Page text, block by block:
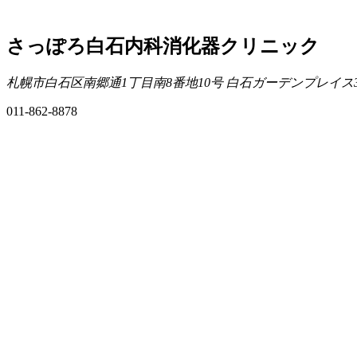
さっぽろ白石内科消化器クリニック
札幌市白石区南郷通1丁目南8番地10号 白石ガーデンプレイス
011-862-8878